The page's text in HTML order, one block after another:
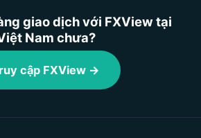
giao dịch với FXView tại
Nam chưa?
cập FXView →